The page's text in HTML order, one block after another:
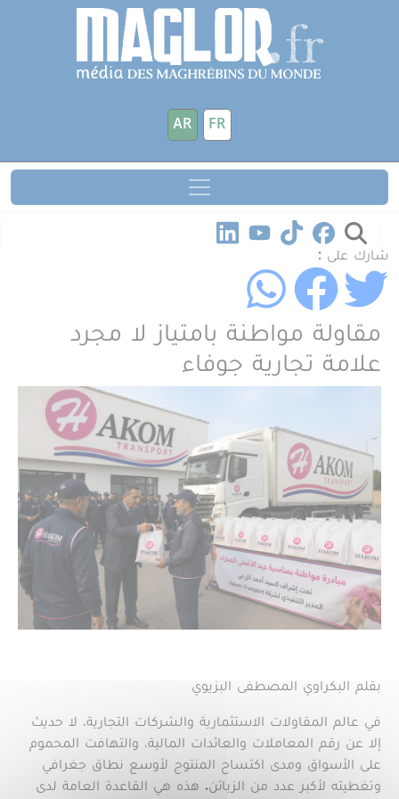
تجاوز إلى المحتوى الرئيسي
FR
AR
شارك على :
مقاولة مواطنة بامتياز لا مجرد
علامة تجارية جوفاء
بقلم البكراوي المصطفى البزيوي
في عالم المقاولات الاستثمارية والشركات التجارية، لا حديث
إلا عن رقم المعاملات والعائدات المالية، والتهافت المحموم
على الأسواق ومدى اكتساح المنتوج لأوسع نطاق جغرافي
وتغطيته لأكبر عدد من الزبائن. هذه هي القاعدة العامة لدى
لوحة إدارة ملفات تعريف الارتباط